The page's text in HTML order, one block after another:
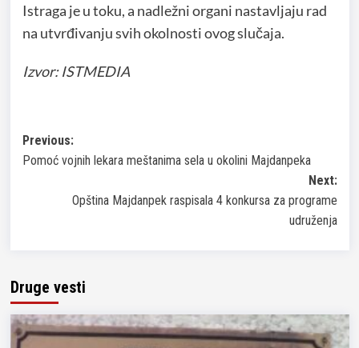
Istraga je u toku, a nadležni organi nastavljaju rad
na utvrđivanju svih okolnosti ovog slučaja.
Izvor: ISTMEDIA
Post
navigation
Previous:
Pomoć vojnih lekara meštanima sela u okolini Majdanpeka
Next:
Opština Majdanpek raspisala 4 konkursa za programe
udruženja
Druge vesti